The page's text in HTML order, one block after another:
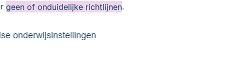
geen of onduidelijke richtlijnen.